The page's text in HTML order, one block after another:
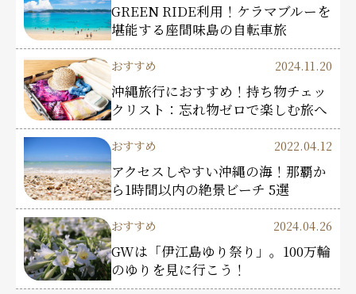
GREEN RIDE利用！ケラマブルーを
堪能する座間味島の自転車旅
おすすめ 2024.11.20
沖縄旅行におすすめ！持ち物チェッ
クリスト：忘れ物ゼロで楽しむ旅へ
おすすめ 2022.04.12
アクセスしやすい沖縄の海！那覇か
ら1時間以内の絶景ビーチ 5選
おすすめ 2024.04.26
GWは「伊江島ゆり祭り」。100万輪
のゆりを見に行こう！